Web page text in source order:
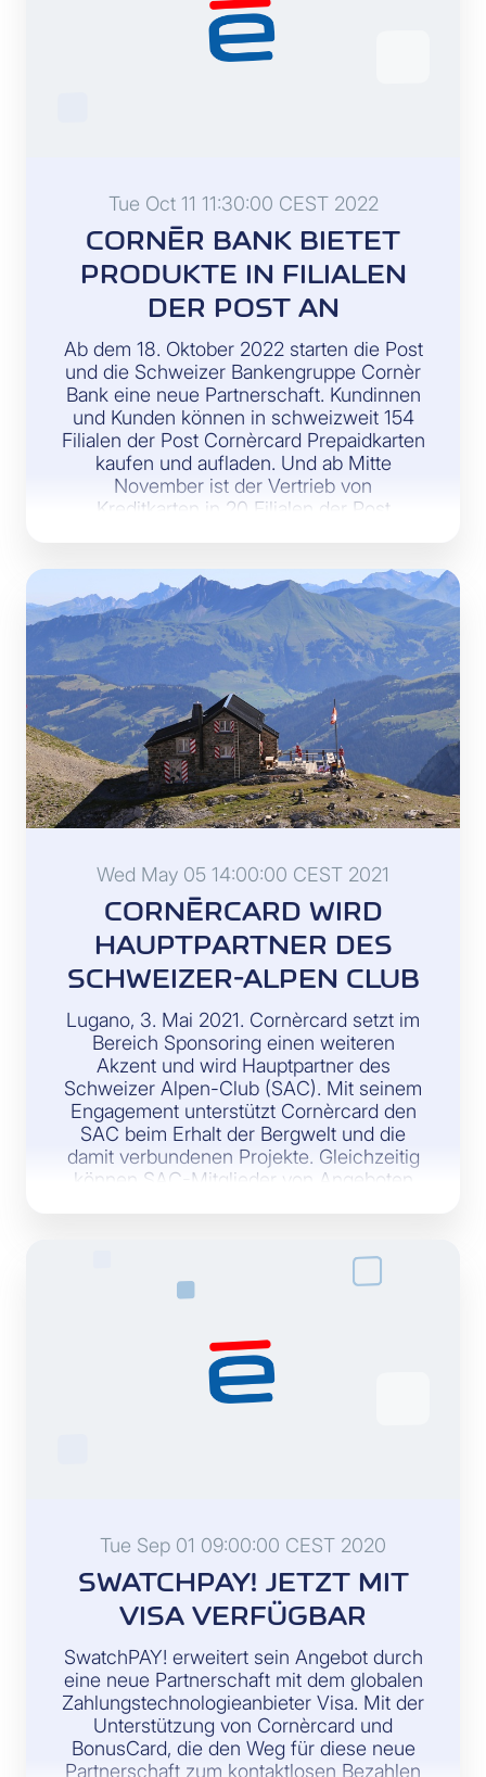
Tue Oct 11 11:30:00 CEST 2022
CORNÈR BANK BIETET
PRODUKTE IN FILIALEN
DER POST AN
Ab dem 18. Oktober 2022 starten die Post
und die Schweizer Bankengruppe Cornèr
Bank eine neue Partnerschaft. Kundinnen
und Kunden können in schweizweit 154
Filialen der Post Cornèrcard Prepaidkarten
kaufen und aufladen. Und ab Mitte
November ist der Vertrieb von
Kreditkarten in 20 Filialen der Post
Wed May 05 14:00:00 CEST 2021
CORNÈRCARD WIRD
HAUPTPARTNER DES
SCHWEIZER-ALPEN CLUB
Lugano, 3. Mai 2021. Cornèrcard setzt im
Bereich Sponsoring einen weiteren
Akzent und wird Hauptpartner des
Schweizer Alpen-Club (SAC). Mit seinem
Engagement unterstützt Cornèrcard den
SAC beim Erhalt der Bergwelt und die
damit verbundenen Projekte. Gleichzeitig
können SAC-Mitglieder von Angeboten
Tue Sep 01 09:00:00 CEST 2020
SWATCHPAY! JETZT MIT
VISA VERFÜGBAR
SwatchPAY! erweitert sein Angebot durch
eine neue Partnerschaft mit dem globalen
Zahlungstechnologieanbieter Visa. Mit der
Unterstützung von Cornèrcard und
BonusCard, die den Weg für diese neue
Partnerschaft zum kontaktlosen Bezahlen